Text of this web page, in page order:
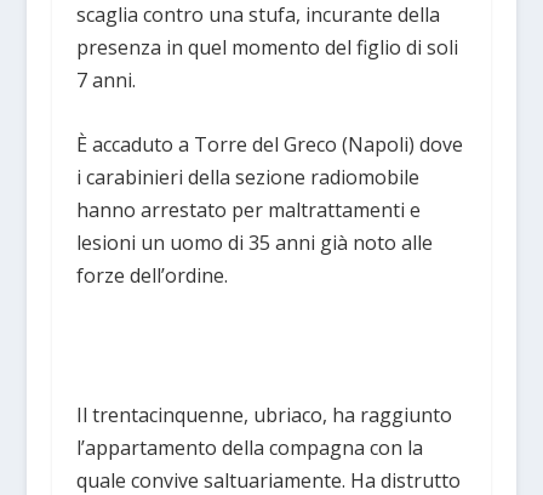
scaglia contro una stufa, incurante della
presenza in quel momento del figlio di soli
7 anni.
È accaduto a Torre del Greco (Napoli) dove
i carabinieri della sezione radiomobile
hanno arrestato per maltrattamenti e
lesioni un uomo di 35 anni già noto alle
forze dell’ordine.
Il trentacinquenne, ubriaco, ha raggiunto
l’appartamento della compagna con la
quale convive saltuariamente. Ha distrutto